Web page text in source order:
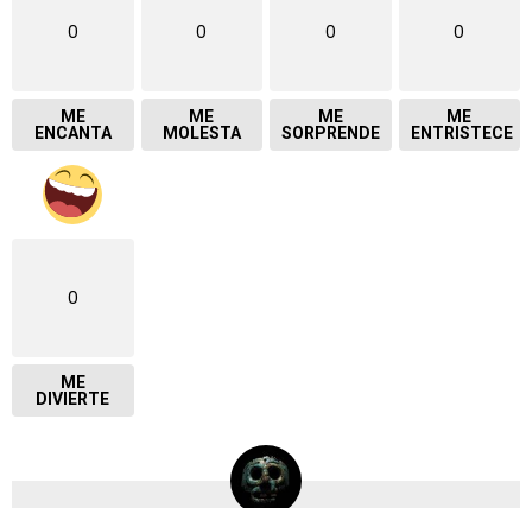
0
ME
ENCANTA
0
ME
MOLESTA
0
ME
SORPRENDE
0
ME
ENTRISTECE
0
ME
DIVIERTE